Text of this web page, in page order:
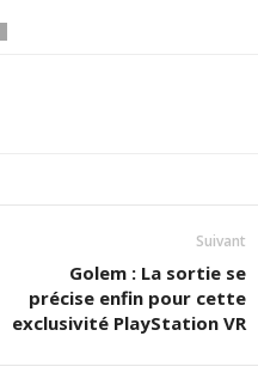
Suivant
Golem : La sortie se
précise enfin pour cette
exclusivité PlayStation VR